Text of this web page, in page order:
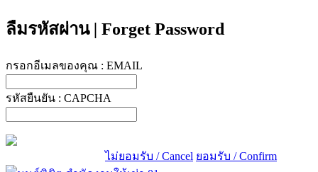
ลืมรหัสผ่าน | Forget Password
กรอกอีเมลของคุณ : EMAIL
รหัสยืนยัน : CAPCHA
ไม่ยอมรับ / Cancel ยอมรับ / Confirm